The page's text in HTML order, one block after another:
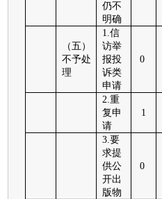
仍不
明确
（五）
不予处
理
1.信
访举
报投
诉类
申请
0
2.重
复申
请
1
3.要
求提
供公
开出
版物
0